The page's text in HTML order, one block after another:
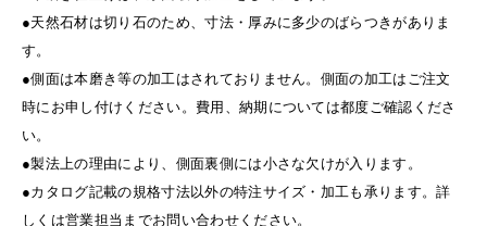
●天然石材は切り石のため、寸法・厚みに多少のばらつきがありま
す。
●側面は本磨き等の加工はされておりません。側面の加工はご注文
時にお申し付けください。費用、納期については都度ご確認くださ
い。
●製法上の理由により、側面裏側には小さな欠けが入ります。
●カタログ記載の規格寸法以外の特注サイズ・加工も承ります。詳
しくは営業担当までお問い合わせください。